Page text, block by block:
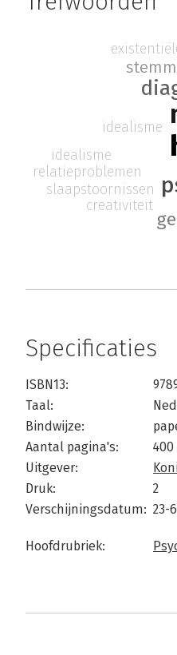
idealisme
creativiteit
slaapstoornissen
relatieproblemen
idealisme
Specificaties
ISBN13:
Taal:
Bindwijze:
Aantal pagina's:
400
Uitgever:
Druk:
2
Verschijningsdatum: 23-
Hoofdrubriek: